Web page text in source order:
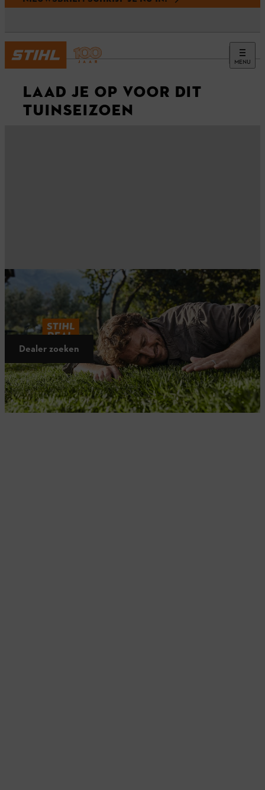
MENU
LAAD JE OP VOOR DIT
TUINSEIZOEN
Geniet nu van een gratis AK accu
tot 30/06/2025 van deze uitzonderlijke STIHL Deal:bij
aankoop van specifieke actiesetsontvang je gratis een extra AK
accu. Vraag je STIHL dealer om meer informatie!
Dealer zoeken
Ontdek de actiesets met gratis AK accu